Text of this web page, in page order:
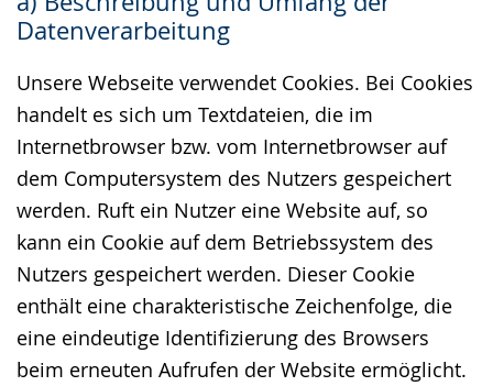
Datenverarbeitung
Unsere Webseite verwendet Cookies. Bei Cookies
handelt es sich um Textdateien, die im
Internetbrowser bzw. vom Internetbrowser auf
dem Computersystem des Nutzers gespeichert
werden. Ruft ein Nutzer eine Website auf, so
kann ein Cookie auf dem Betriebssystem des
Nutzers gespeichert werden. Dieser Cookie
enthält eine charakteristische Zeichenfolge, die
eine eindeutige Identifizierung des Browsers
beim erneuten Aufrufen der Website ermöglicht.
wechseln.
Deutscher
wird
angezeigt.